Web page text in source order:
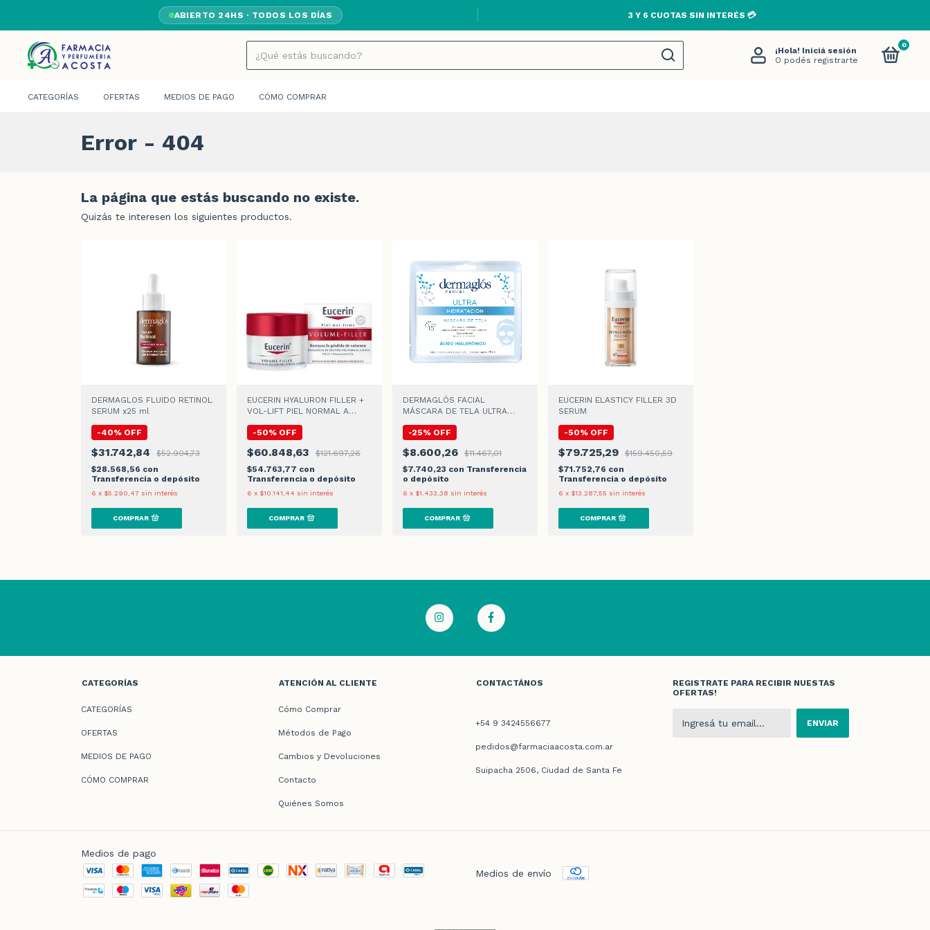
ABIERTO 24HS · TODOS LOS DÍAS 3 Y 6 CUOTAS SIN INTERÉS 💳
¡Hola! Iniciá sesión
O podés registrarte
0
CATEGORÍAS OFERTAS MEDIOS DE PAGO CÓMO COMPRAR
Error - 404
La página que estás buscando no existe.
Quizás te interesen los siguientes productos.
DERMAGLOS FLUIDO RETINOL
SERUM x25 ml
-40% OFF
$31.742,84
$52.904,73
$28.568,56 con
Transferencia o depósito
6 x $5.290,47 sin interés
EUCERIN HYALURON FILLER +
VOL-LIFT PIEL NORMAL A
-50% OFF
$60.848,63
$121.697,26
$54.763,77 con
Transferencia o depósito
6 x $10.141,44 sin interés
DERMAGLÓS FACIAL
MÁSCARA DE TELA ULTRA
-25% OFF
$8.600,26
$11.467,01
$7.740,23 con Transferencia
o depósito
6 x $1.433,38 sin interés
EUCERIN ELASTICY FILLER 3D
SERUM
-50% OFF
$79.725,29
$159.450,59
$71.752,76 con
Transferencia o depósito
6 x $13.287,55 sin interés
CATEGORÍAS
CATEGORÍAS
OFERTAS
MEDIOS DE PAGO
CÓMO COMPRAR
ATENCIÓN AL CLIENTE
Cómo Comprar
Métodos de Pago
Cambios y Devoluciones
Contacto
Quiénes Somos
CONTACTÁNOS
+54 9 3424556677
pedidos@farmaciaacosta.com.ar
Suipacha 2506, Ciudad de Santa Fe
REGISTRATE PARA RECIBIR NUESTAS
OFERTAS!
Medios de pago
Medios de envío